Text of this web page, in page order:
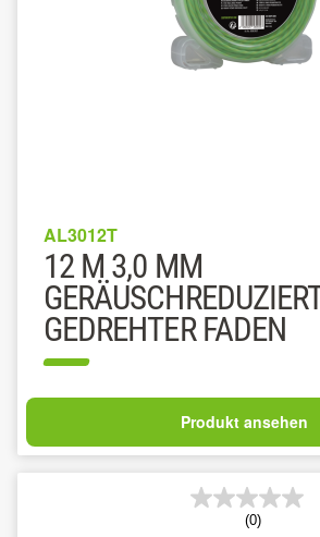
AL3012T
12 M 3,0 MM
GEDREHTER FADEN
Produkt ansehen
(0)